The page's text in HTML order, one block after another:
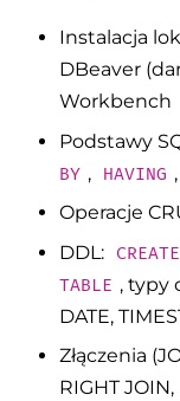
Instalacja
DBeaver
Workbench
Podstawy
BY , HAVING ,
Operacje
DDL:
TABLE , typy
DATE,
Złączenia
RIGHT